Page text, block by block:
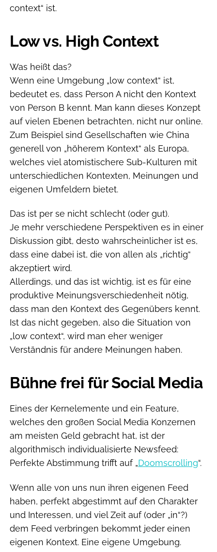
context“ ist.
Low vs. High Context
Was heißt das?
Wenn eine Umgebung „low context“ ist,
bedeutet es, dass Person A nicht den Kontext
von Person B kennt. Man kann dieses Konzept
auf vielen Ebenen betrachten, nicht nur online.
Zum Beispiel sind Gesellschaften wie China
generell von „höherem Kontext“ als Europa,
welches viel atomistischere Sub-Kulturen mit
unterschiedlichen Kontexten, Meinungen und
eigenen Umfeldern bietet.
Das ist per se nicht schlecht (oder gut).
Je mehr verschiedene Perspektiven es in einer
Diskussion gibt, desto wahrscheinlicher ist es,
dass eine dabei ist, die von allen als „richtig“
akzeptiert wird.
Allerdings, und das ist wichtig, ist es für eine
produktive Meinungsverschiedenheit nötig,
dass man den Kontext des Gegenübers kennt.
Ist das nicht gegeben, also die Situation von
„low context“, wird man eher weniger
Verständnis für andere Meinungen haben.
Bühne frei für Social Media
Eines der Kernelemente und ein Feature,
welches den großen Social Media Konzernen
am meisten Geld gebracht hat, ist der
algorithmisch individualisierte Newsfeed:
Perfekte Abstimmung trifft auf „Doomscrolling“.
Wenn alle von uns nun ihren eigenen Feed
haben, perfekt abgestimmt auf den Charakter
und Interessen, und viel Zeit auf (oder „in“?)
dem Feed verbringen bekommt jeder einen
eigenen Kontext. Eine eigene Umgebung.